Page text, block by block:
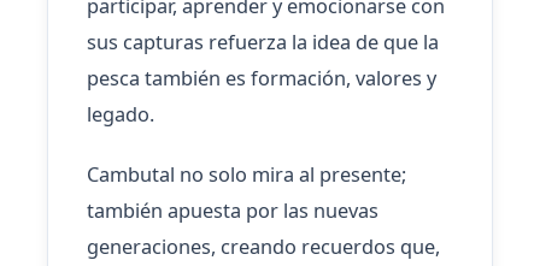
participar, aprender y emocionarse con
sus capturas refuerza la idea de que la
pesca también es formación, valores y
legado.
Cambutal no solo mira al presente;
también apuesta por las nuevas
generaciones, creando recuerdos que,